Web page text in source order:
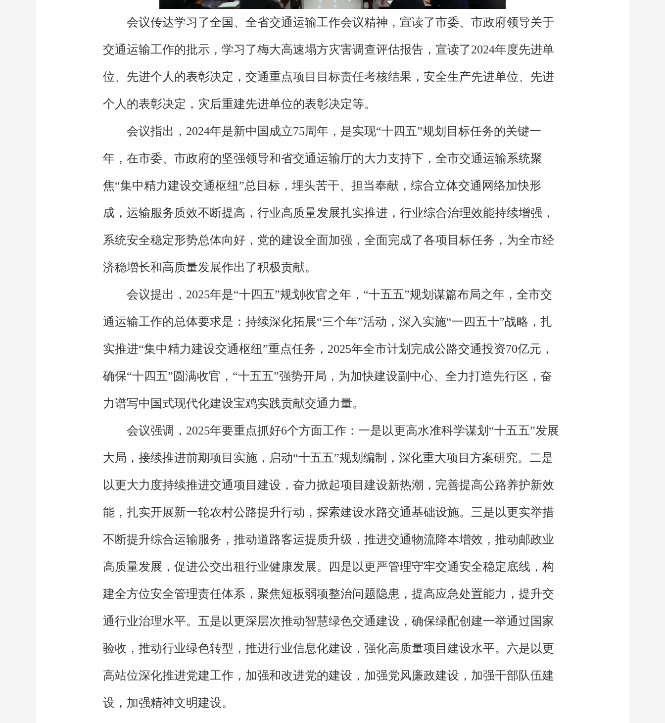
会议传达学习了全国、全省交通运输工作会议精神，宣读了市委、市政府领导关于
交通运输工作的批示，学习了梅大高速塌方灾害调查评估报告，宣读了2024年度先进单
位、先进个人的表彰决定，交通重点项目目标责任考核结果，安全生产先进单位、先进
个人的表彰决定，灾后重建先进单位的表彰决定等。
会议指出，2024年是新中国成立75周年，是实现“十四五”规划目标任务的关键一
年，在市委、市政府的坚强领导和省交通运输厅的大力支持下，全市交通运输系统聚
焦“集中精力建设交通枢纽”总目标，埋头苦干、担当奉献，综合立体交通网络加快形
成，运输服务质效不断提高，行业高质量发展扎实推进，行业综合治理效能持续增强，
系统安全稳定形势总体向好，党的建设全面加强，全面完成了各项目标任务，为全市经
济稳增长和高质量发展作出了积极贡献。
会议提出，2025年是“十四五”规划收官之年，“十五五”规划谋篇布局之年，全市交
通运输工作的总体要求是：持续深化拓展“三个年”活动，深入实施“一四五十”战略，扎
实推进“集中精力建设交通枢纽”重点任务，2025年全市计划完成公路交通投资70亿元，
确保“十四五”圆满收官，“十五五”强势开局，为加快建设副中心、全力打造先行区，奋
力谱写中国式现代化建设宝鸡实践贡献交通力量。
会议强调，2025年要重点抓好6个方面工作：一是以更高水准科学谋划“十五五”发展
大局，接续推进前期项目实施，启动“十五五”规划编制，深化重大项目方案研究。二是
以更大力度持续推进交通项目建设，奋力掀起项目建设新热潮，完善提高公路养护新效
能，扎实开展新一轮农村公路提升行动，探索建设水路交通基础设施。三是以更实举措
不断提升综合运输服务，推动道路客运提质升级，推进交通物流降本增效，推动邮政业
高质量发展，促进公交出租行业健康发展。四是以更严管理守牢交通安全稳定底线，构
建全方位安全管理责任体系，聚焦短板弱项整治问题隐患，提高应急处置能力，提升交
通行业治理水平。五是以更深层次推动智慧绿色交通建设，确保绿配创建一举通过国家
验收，推动行业绿色转型，推进行业信息化建设，强化高质量项目建设水平。六是以更
高站位深化推进党建工作，加强和改进党的建设，加强党风廉政建设，加强干部队伍建
设，加强精神文明建设。